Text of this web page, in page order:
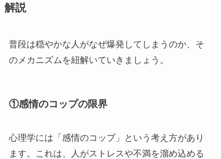
解説
普段は穏やかな人がなぜ爆発してしまうのか、そ
のメカニズムを紐解いていきましょう。
①感情のコップの限界
心理学には「感情のコップ」という考え方があり
ます。これは、人がストレスや不満を溜め込める